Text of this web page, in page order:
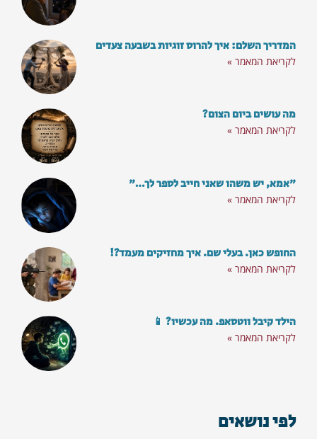
המדריך השלם: איך להרוס זוגיות בשבעה צעדים
לקריאת המאמר »
מה עושים ביום הצום?
לקריאת המאמר »
"אמא, יש משהו שאני חייב לספר לך…"
לקריאת המאמר »
החופש כאן. בעלי שם. איך מחזיקים מעמד?!
לקריאת המאמר »
הילד קיבל ווטסאפ. מה עכשיו? 📱
לקריאת המאמר »
לפי נושאים
הצטרפו לקהילת 'מילה טובה' וקבלו פעם
בשבוע חינם
את הניוזלטר שלנו עם מענה על השאלות הכי
סרטוני השראה וכלים מעולים לחיים: